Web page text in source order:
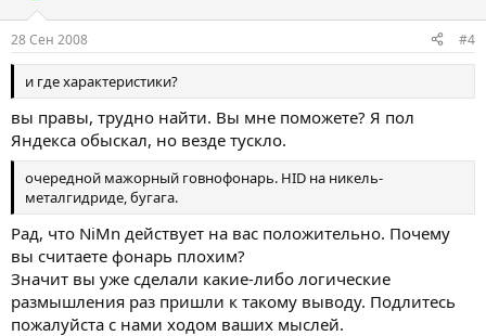
28 Сен 2008 #4
и где характеристики?
вы правы, трудно найти. Вы мне поможете? Я пол
Яндекса обыскал, но везде тускло.
очередной мажорный говнофонарь. HID на никель-
металгидриде, бугага.
Рад, что NiMn действует на вас положительно. Почему
вы считаете фонарь плохим?
Значит вы уже сделали какие-либо логические
размышления раз пришли к такому выводу. Подлитесь
пожалуйста с нами ходом ваших мыслей.